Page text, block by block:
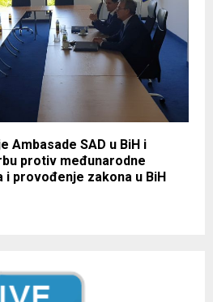
Ambasade SAD u BiH i
protiv međunarodne
provođenje zakona u BiH